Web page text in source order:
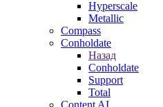
Hyperscale
Metallic
Compass
Conholdate
Назад
Conholdate
Support
Total
Content AI